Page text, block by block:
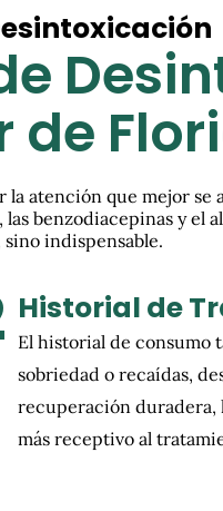
de
atención que mejor se
benzodiacepinas y el
indispensable.
Historial de
El historial de consumo
sobriedad o recaídas,
recuperación duradera,
más receptivo al